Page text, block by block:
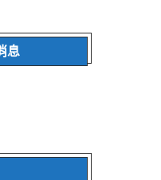
息